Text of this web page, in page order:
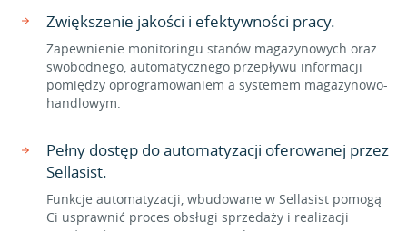
Zwiększenie jakości i efektywności pracy.
Zapewnienie monitoringu stanów magazynowych oraz
swobodnego, automatycznego przepływu informacji
pomiędzy oprogramowaniem a systemem magazynowo-
handlowym.
Pełny dostęp do automatyzacji oferowanej przez
Sellasist.
Funkcje automatyzacji, wbudowane w Sellasist pomogą
Ci usprawnić proces obsługi sprzedaży i realizacji